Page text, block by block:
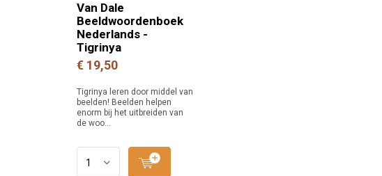
Van Dale
Beeldwoordenboek
Nederlands -
Tigrinya
€ 19,50
Tigrinya leren door middel van
beelden! Beelden helpen
enorm bij het uitbreiden van
de woo...